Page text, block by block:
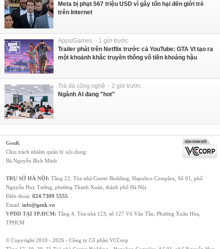
Meta bị phạt 567 triệu USD vì gây tổn hại đến giới trẻ
trên Internet
Apps/Games - 1 giờ trước
Trailer phát trên Netflix trước cả YouTube: GTA VI tạo ra
một khoảnh khắc truyền thông vô tiền khoáng hậu
Trà đá công nghệ - 2 giờ trước
Ngành AI đang "hot"
GenK
Chịu trách nhiệm quản lý nội dung:
Bà Nguyễn Bích Minh
TRỤ SỞ HÀ NỘI: Tầng 22, Tòa nhà Center Building, Hapulico Complex, Số 01, phố
Nguyễn Huy Tưởng, phường Thanh Xuân, thành phố Hà Nội
Điện thoại: 024 7309 5555
Email: info@genk.vn
VPĐD TẠI TP.HCM: Tầng 4, Tòa nhà 123, số 127 Võ Văn Tần, Phường Xuân Hòa,
TPHCM
© Copyright 2010 - 2026 - Công ty Cổ phần VCCorp